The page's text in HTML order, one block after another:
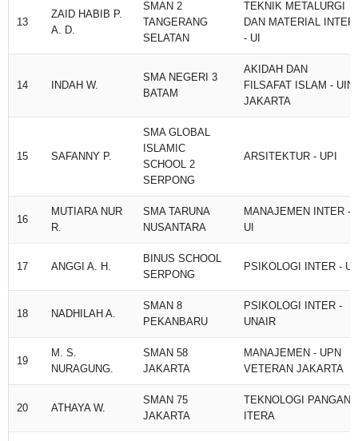
13
ZAID HABIB P.
A. D.
SMAN 2
TANGERANG
SELATAN
TEKNIK METALURGI
DAN MATERIAL INTER
- UI
14 INDAH W.
SMA NEGERI 3
BATAM
AKIDAH DAN
FILSAFAT ISLAM - UIN
JAKARTA
15 SAFANNY P.
SMA GLOBAL
ISLAMIC
SCHOOL 2
SERPONG
ARSITEKTUR - UPI
16
MUTIARA NUR
R.
SMA TARUNA
NUSANTARA
MANAJEMEN INTER -
UI
17 ANGGI A. H.
BINUS SCHOOL
SERPONG
PSIKOLOGI INTER - UI
18 NADHILAH A.
SMAN 8
PEKANBARU
PSIKOLOGI INTER -
UNAIR
19
M. S.
NURAGUNG.
SMAN 58
JAKARTA
MANAJEMEN - UPN
VETERAN JAKARTA
20 ATHAYA W.
SMAN 75
JAKARTA
TEKNOLOGI PANGAN -
ITERA